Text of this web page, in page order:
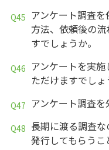
アンケート調査
方法、依頼後の
すでしょうか。
アンケートを実
ただけますでしょ
アンケート調査
長期に渡る調査
発行してもらうこ